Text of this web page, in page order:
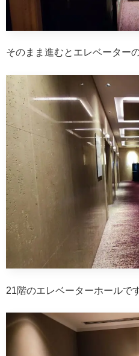
そのまま進むとエレベーター
21階のエレベーターホールです